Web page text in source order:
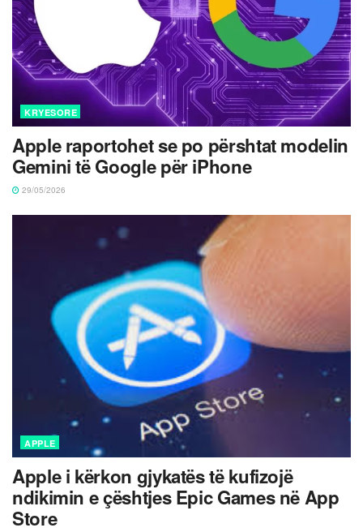
KRYESORE
Apple raportohet se po përshtat modelin
Gemini të Google për iPhone
29/05/2026
APPLE
Apple i kërkon gjykatës të kufizojë
ndikimin e çështjes Epic Games në App
Store